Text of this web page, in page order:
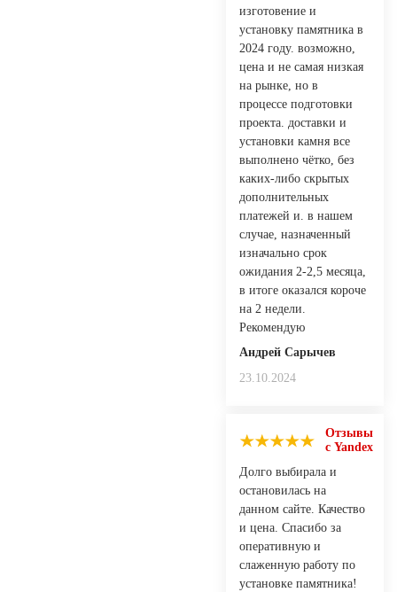
изготовение и
установку памятника в
2024 году. возможно,
цена и не самая низкая
на рынке, но в
процессе подготовки
проекта. доставки и
установки камня все
выполнено чётко, без
каких-либо скрытых
дополнительных
платежей и. в нашем
случае, назначенный
изначально срок
ожидания 2-2,5 месяца,
в итоге оказался короче
на 2 недели.
Рекомендую
Андрей Сарычев
23.10.2024
Отзывы
с Yandex
Долго выбирала и
остановилась на
данном сайте. Качество
и цена. Спасибо за
оперативную и
слаженную работу по
установке памятника!